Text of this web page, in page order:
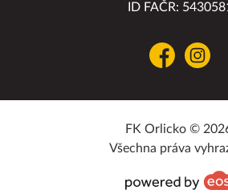
ID FAČR:
Facebook
FK Orlicko ©
Všechna práva